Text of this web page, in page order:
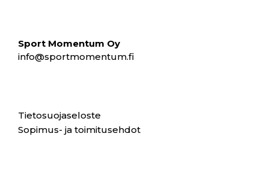
Sport Momentum Oy
info@sportmomentum.fi
Tietosuojaseloste
Sopimus- ja toimitusehdot